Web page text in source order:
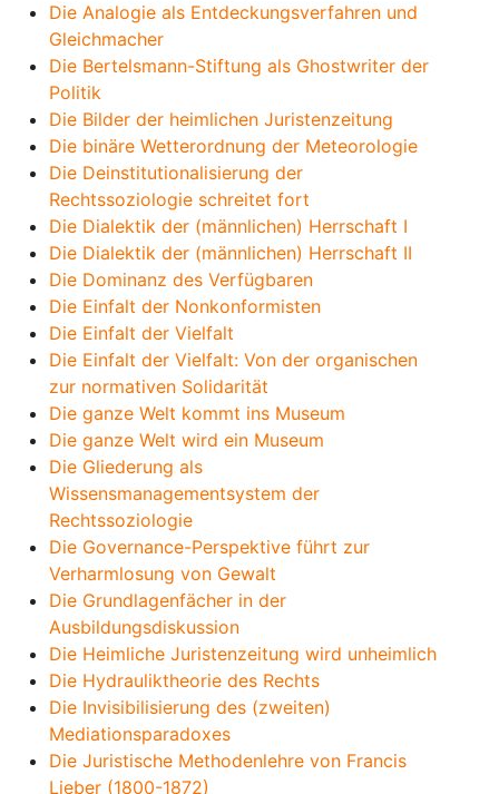
Die Analogie als Entdeckungsverfahren und
Gleichmacher
Die Bertelsmann-Stiftung als Ghostwriter der
Politik
Die Bilder der heimlichen Juristenzeitung
Die binäre Wetterordnung der Meteorologie
Die Deinstitutionalisierung der
Rechtssoziologie schreitet fort
Die Dialektik der (männlichen) Herrschaft I
Die Dialektik der (männlichen) Herrschaft II
Die Dominanz des Verfügbaren
Die Einfalt der Nonkonformisten
Die Einfalt der Vielfalt
Die Einfalt der Vielfalt: Von der organischen
zur normativen Solidarität
Die ganze Welt kommt ins Museum
Die ganze Welt wird ein Museum
Die Gliederung als
Wissensmanagementsystem der
Rechtssoziologie
Die Governance-Perspektive führt zur
Verharmlosung von Gewalt
Die Grundlagenfächer in der
Ausbildungsdiskussion
Die Heimliche Juristenzeitung wird unheimlich
Die Hydrauliktheorie des Rechts
Die Invisibilisierung des (zweiten)
Mediationsparadoxes
Die Juristische Methodenlehre von Francis
Lieber (1800-1872)